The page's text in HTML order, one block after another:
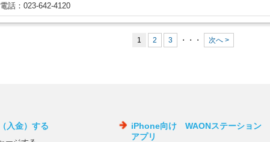
電話：023-642-4120
1 2 3 ・・・ 次へ >